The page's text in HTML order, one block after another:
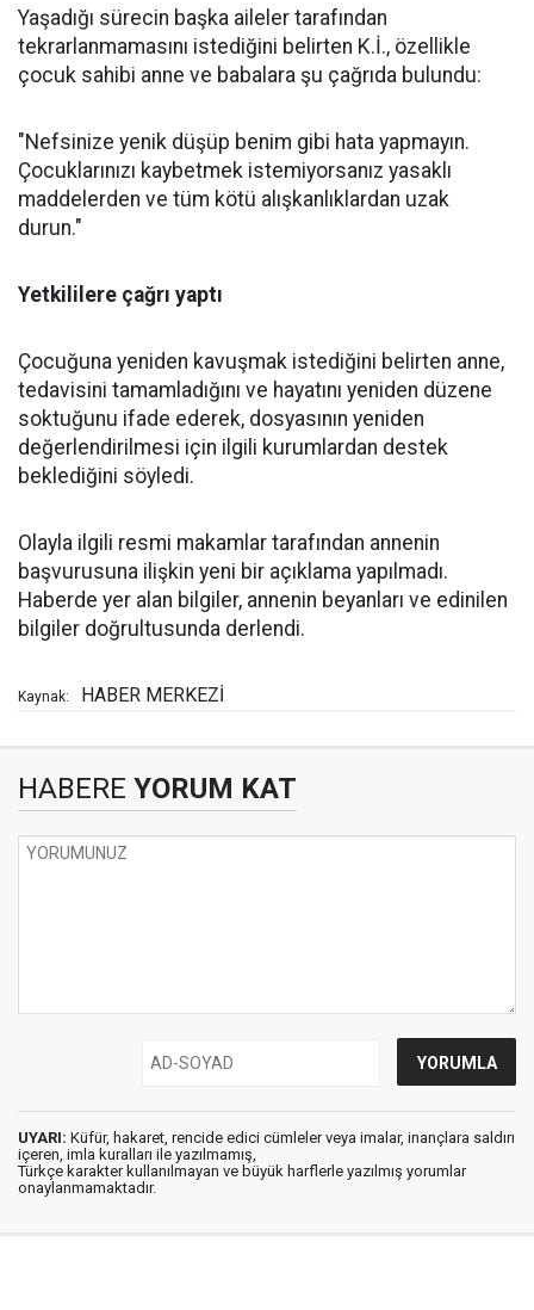
Yaşadığı sürecin başka aileler tarafından
tekrarlanmamasını istediğini belirten K.İ., özellikle
çocuk sahibi anne ve babalara şu çağrıda bulundu:
"Nefsinize yenik düşüp benim gibi hata yapmayın.
Çocuklarınızı kaybetmek istemiyorsanız yasaklı
maddelerden ve tüm kötü alışkanlıklardan uzak
durun."
Yetkililere çağrı yaptı
Çocuğuna yeniden kavuşmak istediğini belirten anne,
tedavisini tamamladığını ve hayatını yeniden düzene
soktuğunu ifade ederek, dosyasının yeniden
değerlendirilmesi için ilgili kurumlardan destek
beklediğini söyledi.
Olayla ilgili resmi makamlar tarafından annenin
başvurusuna ilişkin yeni bir açıklama yapılmadı.
Haberde yer alan bilgiler, annenin beyanları ve edinilen
bilgiler doğrultusunda derlendi.
Kaynak: HABER MERKEZİ
HABERE YORUM KAT
UYARI: Küfür, hakaret, rencide edici cümleler veya imalar, inançlara saldırı
içeren, imla kuralları ile yazılmamış,
Türkçe karakter kullanılmayan ve büyük harflerle yazılmış yorumlar
onaylanmamaktadır.